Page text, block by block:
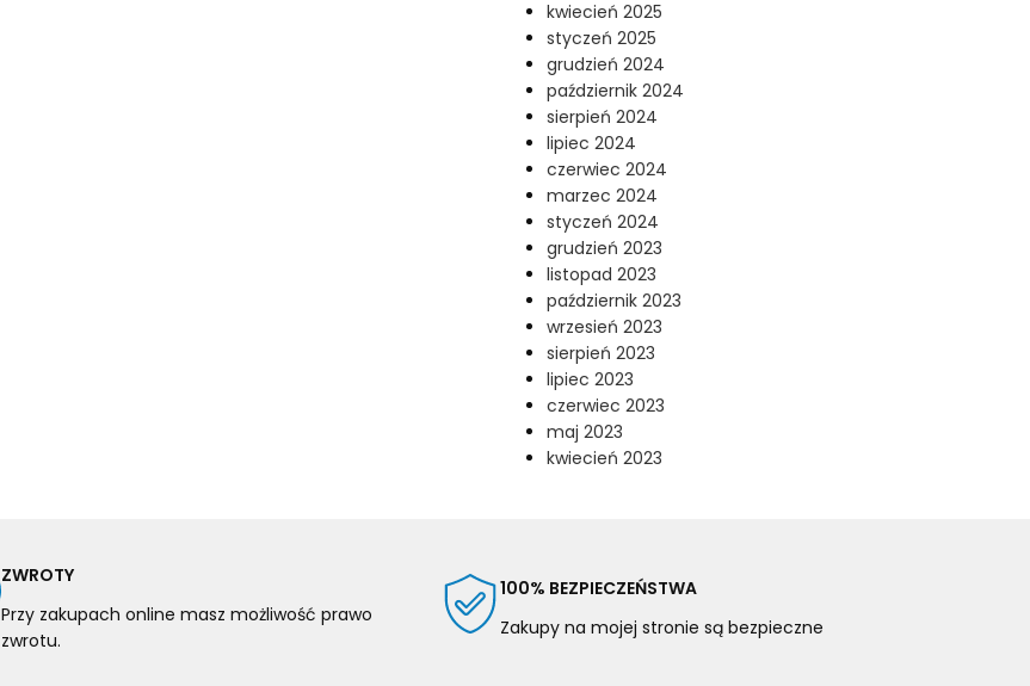
kwiecień 2025
styczeń 2025
grudzień 2024
październik 2024
sierpień 2024
lipiec 2024
czerwiec 2024
marzec 2024
styczeń 2024
grudzień 2023
listopad 2023
październik 2023
wrzesień 2023
sierpień 2023
lipiec 2023
czerwiec 2023
maj 2023
kwiecień 2023
ZWROTY
Przy zakupach online masz możliwość prawo
zwrotu.
100% BEZPIECZEŃSTWA
Zakupy na mojej stronie są bezpieczne